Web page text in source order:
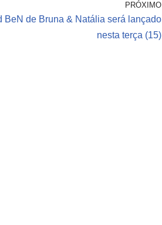
PRÓXIMO
BeN de Bruna & Natália será lançado
nesta terça (15)